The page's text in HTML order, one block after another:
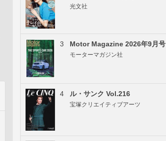
光文社
3 Motor Magazine 2026年9月号
モーターマガジン社
4 ル・サンク Vol.216
宝塚クリエイティブアーツ